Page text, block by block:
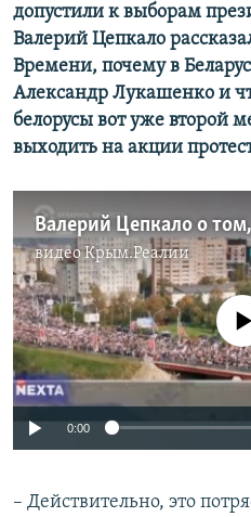
допустили к выборам
Валерий Цепкало
Времени, почему в
Александр Лукашенко и
белорусы вот уже второй
выходить на акции
видеоКрым.Реалии
No media source
0:00
– Действительно, это